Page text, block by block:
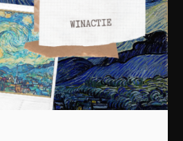
Kunst
Cultuur
Muziek
en Geest